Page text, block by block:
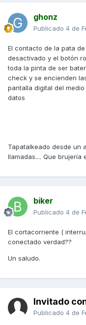
ghonz
Publicado 4 de
El contacto de la pata
desactivado y el botón
toda la pinta de ser
check y se encienden
pantalla digital del
datos
Tapatalkeado desde un
llamadas.... Que brujería
biker
Publicado 4 de
El cortacorriente (
conectado verdad??
Un saludo.
Invitado
Publicado 4 de